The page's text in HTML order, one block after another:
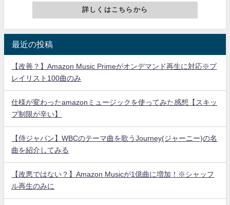
詳しくはこちらから
最近の投稿
【改善？】Amazon Music Primeがオンデマンド再生に対応※プ
レイリスト100曲のみ
仕様が変わったamazonミュージックを使ってみた感想【スキッ
プ制限が辛い】
【侍ジャパン】WBCのテーマ曲を歌うJourney(ジャーニー)の名
曲を紹介してみる
【改悪ではない？】Amazon Musicが1億曲に増加！※シャッフ
ル再生のみに